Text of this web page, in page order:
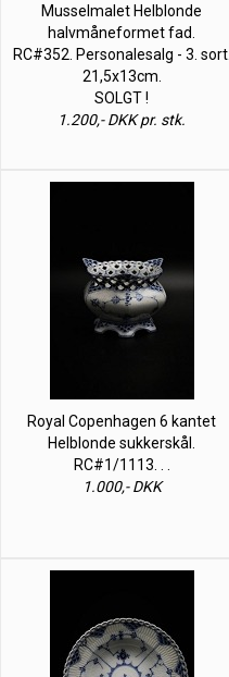
Musselmalet Helblonde
halvmåneformet fad.
RC#352. Personalesalg - 3. sort.
21,5x13cm.
SOLGT !
1.200,- DKK pr. stk.
Royal Copenhagen 6 kantet
Helblonde sukkerskål.
RC#1/1113. . .
1.000,- DKK